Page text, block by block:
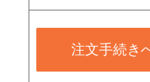
注文手続き